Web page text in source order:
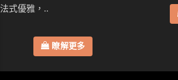
法式優雅，..
瞭解更多